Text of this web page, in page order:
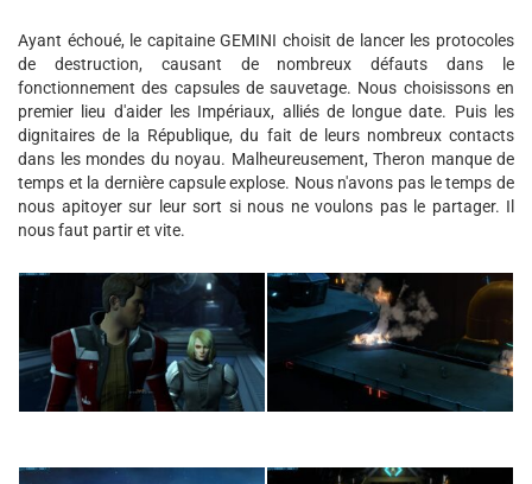
Ayant échoué, le capitaine GEMINI choisit de lancer les protocoles
de destruction, causant de nombreux défauts dans le
fonctionnement des capsules de sauvetage. Nous choisissons en
premier lieu d'aider les Impériaux, alliés de longue date. Puis les
dignitaires de la République, du fait de leurs nombreux contacts
dans les mondes du noyau. Malheureusement, Theron manque de
temps et la dernière capsule explose. Nous n'avons pas le temps de
nous apitoyer sur leur sort si nous ne voulons pas le partager. Il
nous faut partir et vite.